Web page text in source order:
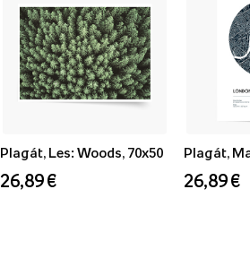
Plagát, Les: Woods, 70x50
26,89 € 26,89 €